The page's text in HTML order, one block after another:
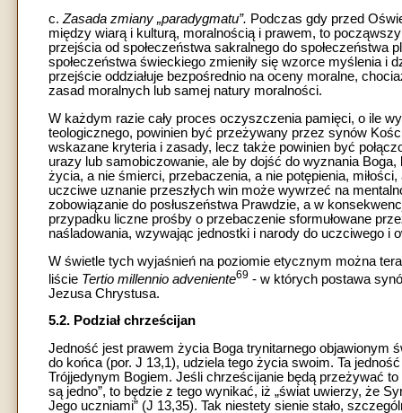
c.Zasada zmiany „paradygmatu”. Podczas gdy przed
między wiarą i kulturą, moralnością i prawem, to
przejścia od społeczeństwa sakralnego do społeczeństwa
społeczeństwa świeckiego zmieniły się wzorce myślenia i
przejście oddziałuje bezpośrednio na oceny moralne,
zasad moralnych lub samej natury moralności.
W każdym razie cały proces oczyszczenia pamięci, o ile
teologicznego, powinien być przeżywany przez synów
wskazane kryteria i zasady, lecz także powinien być
urazy lub samobiczowanie, ale by dojść do wyznania
życia, a nie śmierci, przebaczenia, a nie potępienia,
uczciwe uznanie przeszłych win może wywrzeć na
zobowiązanie do posłuszeństwa Prawdzie, a w
przypadku liczne prośby o przebaczenie sformułowane
naśladowania, wzywając jednostki i narody do uczciwego i
W świetle tych wyjaśnień na poziomie etycznym można
liście Tertio millennio adveniente69 - w których postawa
Jezusa Chrystusa.
5.2. Podział chrześcijan
Jedność jest prawem życia Boga trynitarnego objawionym
do końca (por. J 13,1), udziela tego życia swoim. Ta
Trójjedynym Bogiem. Jeśli chrześcijanie będą przeżywać
są jedno”, to będzie z tego wynikać, iż „świat uwierzy, że
Jego uczniami” (J 13,35). Tak niestety sienie stało,